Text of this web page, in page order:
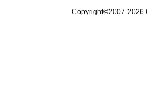
Copyright©2007-2026